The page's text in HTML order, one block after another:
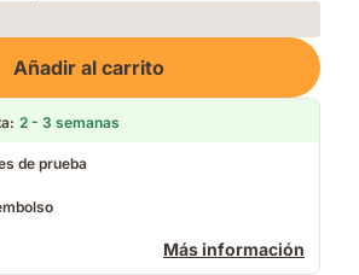
Añadir al carrito
: 2 - 3 semanas
de prueba
Más información